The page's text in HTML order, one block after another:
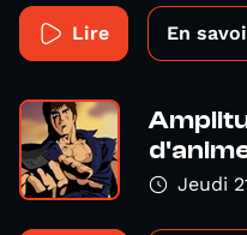
Lire En
Jeudi